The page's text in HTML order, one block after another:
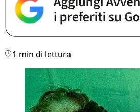
1 min di lettura